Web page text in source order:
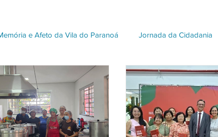
e Afeto da Vila do Paranoá Jornada da Cidadania
Edição 2018 Galeria 2018 Edição 2017
Festa do Morango Cozinha Viva Jornada do Cordel